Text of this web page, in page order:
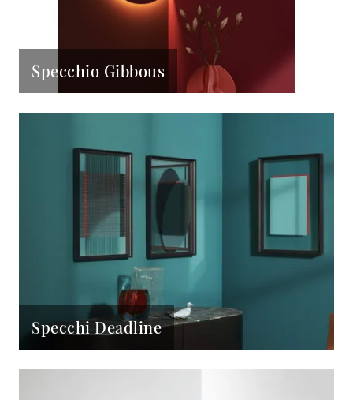
Specchio Gibbous
Specchi Deadline